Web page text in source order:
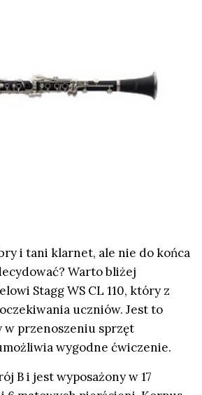
i tani klarnet, ale nie do końca
Warto bliżej
Stagg WS CL 110, który z
uczniów. Jest to
przenoszeniu sprzęt
wygodne ćwiczenie.
B i jest wyposażony w 17